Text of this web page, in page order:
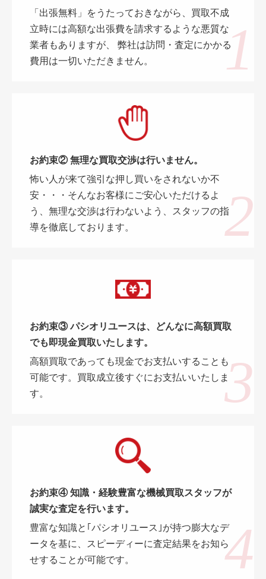
「出張無料」をうたっておきながら、買取不成
立時には高額な出張費を請求するような悪質な
業者もありますが、 弊社は訪問・査定にかかる
費用は一切いただきません。
お約束② 無理な買取交渉は行いません。
怖い人が来て強引な押し買いをされないか不
安・・・そんなお客様にご安心いただけるよ
う、無理な交渉は行わないよう、スタッフの指
導を徹底しております。
お約束③ パシオリユースは、どんなに高額買取
でも即現金買取いたします。
高額買取であっても現金でお支払いすることも
可能です。買取成立後すぐにお支払いいたしま
す。
お約束④ 知識・経験豊富な機械買取スタッフが
誠実な査定を行います。
豊富な知識と｢パシオリユース｣が持つ膨大なデ
ータを基に、スピーディーに査定結果をお知ら
せすることが可能です。